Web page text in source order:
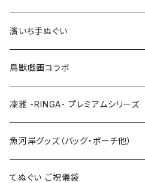
Lサイズ
LLサイズ
特大3Lサイズ
110cm
120cm
130cm
上下セット
100cm
120cm
濱いち手ぬぐい
鳥獣戯画コラボ
凜雅 -RINGA- プレミアムシリーズ
魚河岸グッズ（バッグ・ポーチ他）
てぬぐい ご祝儀袋